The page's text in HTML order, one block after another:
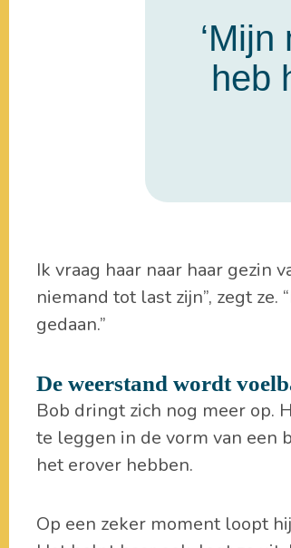
heb
Ik vraag haar naar haar gezin
niemand tot last zijn”, zegt
gedaan.”
De weerstand wordt
Bob dringt zich nog meer op.
te leggen in de vorm van een
het erover hebben.
Op een zeker moment loopt